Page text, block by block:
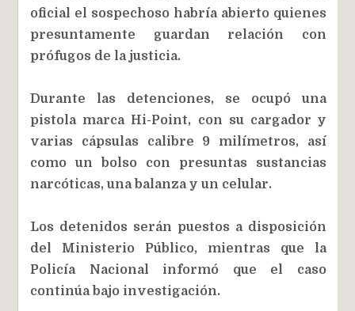
oficial el sospechoso habría abierto quienes
presuntamente guardan relación con
prófugos de la justicia.
Durante las detenciones, se ocupó una
pistola marca Hi-Point, con su cargador y
varias cápsulas calibre 9 milímetros, así
como un bolso con presuntas sustancias
narcóticas, una balanza y un celular.
Los detenidos serán puestos a disposición
del Ministerio Público, mientras que la
Policía Nacional informó que el caso
continúa bajo investigación.